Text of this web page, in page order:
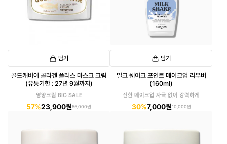
담기
골드캐비어 콜라겐 플러스 마스크 크림
(유통기한 : 27년 9월까지)
영양크림 BIG SALE
57%23,900원55,000원
담기
밀크 쉐이크 포인트 메이크업 리무버
(160ml)
진한 메이크업 자극 없이 강력하게
30%7,000원10,000원